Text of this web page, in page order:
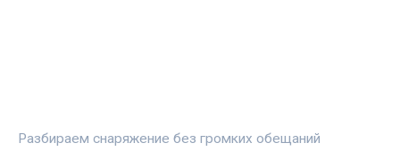
Разбираем снаряжение без громких обещаний